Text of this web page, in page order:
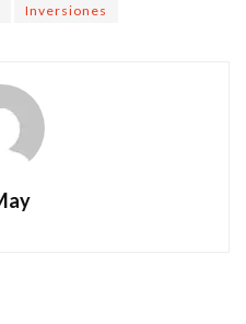
Inversiones